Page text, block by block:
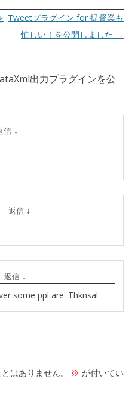
Tweetプラグイン for 提督業も
忙しい！を公開しました →
出力プラグインを公
信 ↓
返信 ↓
返信 ↓
some ppl are. Thknsa!
はありません。 ※ が付いてい